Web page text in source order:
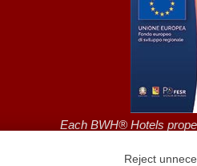
Each BWH® Hotels
Reject